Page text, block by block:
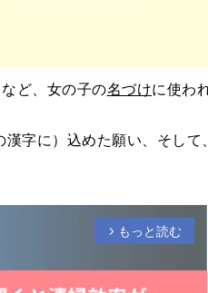
ど、女の子の名づけに使わ
字に）込めた願い、そして
arrow_forward_ios もっと読む